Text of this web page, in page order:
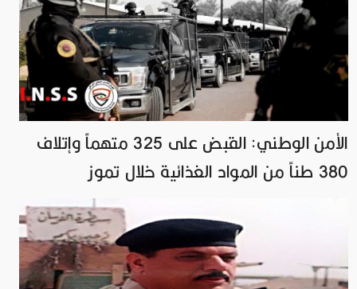
الأمن الوطني: القبض على 325 متهماً وإتلاف
380 طناً من المواد الغذائية خلال تموز